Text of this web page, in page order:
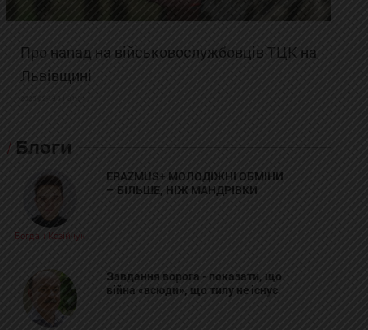
Про напад на військовослужбовців ТЦК на
Львівщині
Блоги
Богдан Козійчук
ERAZMUS+ МОЛОДІЖНІ ОБМІНИ
– БІЛЬШЕ, НІЖ МАНДРІВКИ
Завдання ворога - показати, що
війна «всюди», що тилу не існує